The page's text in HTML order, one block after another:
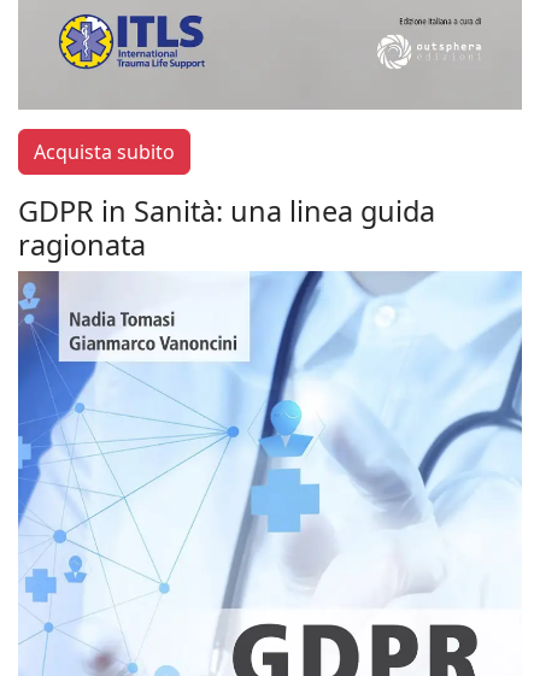
Acquista subito
GDPR in Sanità: una linea guida
ragionata